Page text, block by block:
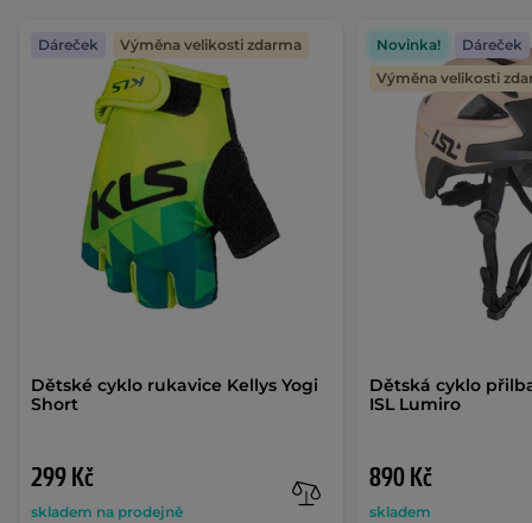
Dětské cyklo rukavice Kellys Yogi
Short
299 Kč
skladem na prodejně
Dáreček Výměna velikosti zdarma
Dětská cyklo
ISL Lumiro
890 Kč
skladem
Novinka!
Dáreček
Výměna velikosti